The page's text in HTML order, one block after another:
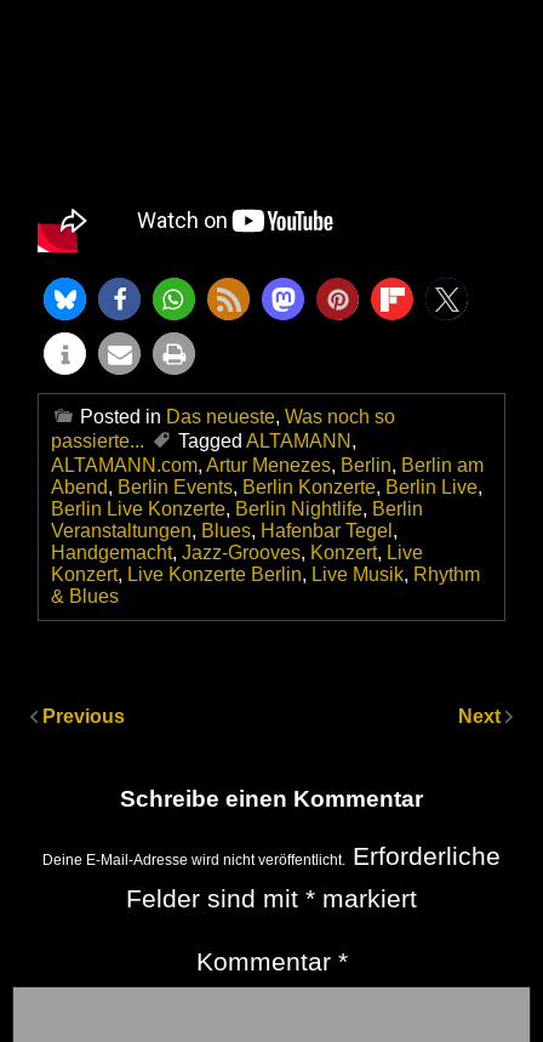
Posted in Das neueste, Was noch so
passierte...
Tagged ALTAMANN ,
ALTAMANN.com, Artur Menezes, Berlin, Berlin am
Abend, Berlin Events, Berlin Konzerte, Berlin Live,
Berlin Live Konzerte, Berlin Nightlife, Berlin
Veranstaltungen, Blues, Hafenbar Tegel ,
Handgemacht, Jazz-Grooves, Konzert, Live
Konzert, Live Konzerte Berlin, Live Musik, Rhythm
& Blues
Previous Next
Schreibe einen Kommentar
Deine E-Mail-Adresse wird nicht veröffentlicht. Erforderliche
Felder sind mit * markiert
Kommentar *